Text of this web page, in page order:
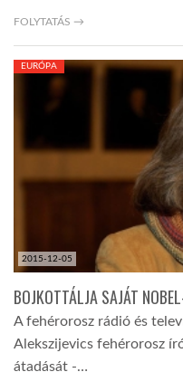
FOLYTATÁS →
2015-12-05
EURÓPA
BOJKOTTÁLJA SAJÁT
A fehérorosz rádió és
Alekszijevics fehérorosz
átadását -…